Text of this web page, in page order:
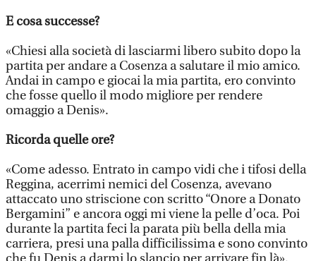
E cosa successe?
«Chiesi alla società di lasciarmi libero subito dopo la
partita per andare a Cosenza a salutare il mio amico.
Andai in campo e giocai la mia partita, ero convinto
che fosse quello il modo migliore per rendere
omaggio a Denis».
Ricorda quelle ore?
«Come adesso. Entrato in campo vidi che i tifosi della
Reggina, acerrimi nemici del Cosenza, avevano
attaccato uno striscione con scritto “Onore a Donato
Bergamini” e ancora oggi mi viene la pelle d’oca. Poi
durante la partita feci la parata più bella della mia
carriera, presi una palla difficilissima e sono convinto